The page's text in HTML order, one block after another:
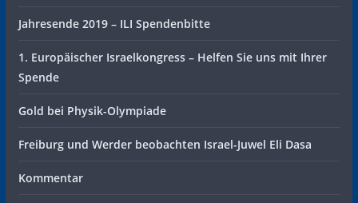
Jahresende 2019 – ILI Spendenbitte
1. Europäischer Israelkongress – Helfen Sie uns mit Ihrer
Spende
Gold bei Physik-Olympiade
Freiburg und Werder beobachten Israel-Juwel Eli Dasa
Kommentar